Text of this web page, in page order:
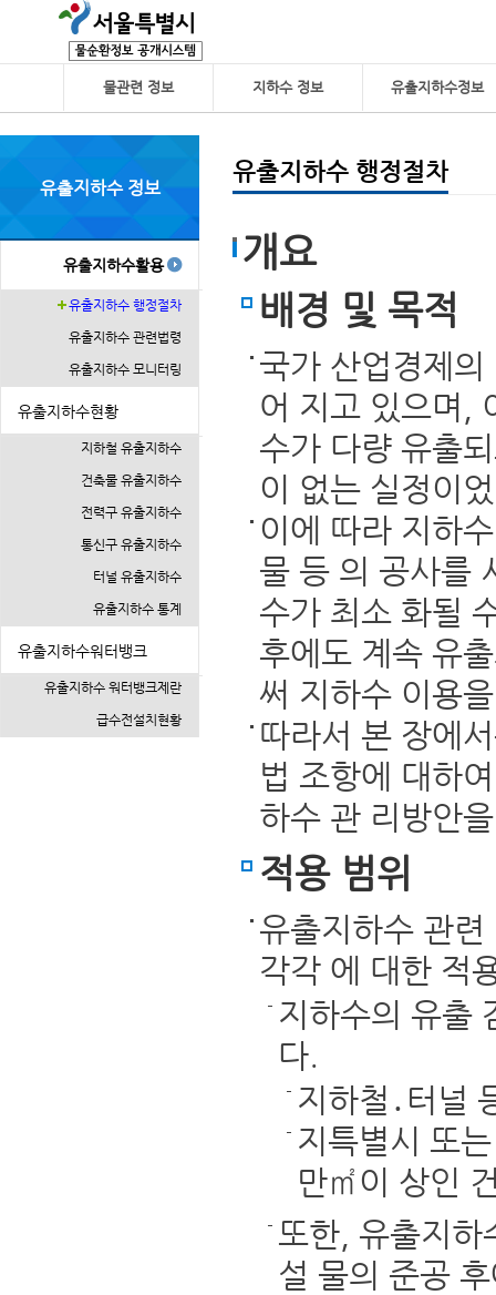
물관련 정보 지하수 정보 유출지하수정보
유출지하수 정보
유출지하수활용
유출지하수 행정절차
유출지하수 관련법령
유출지하수 모니터링
유출지하수현황
지하철 유출지하수
건축물 유출지하수
전력구 유출지하수
통신구 유출지하수
터널 유출지하수
유출지하수 통계
유출지하수워터뱅크
유출지하수 워터뱅크제란
급수전설치현황
유출지하수 행정절차
개요
배경 및 목적
국가 산업경제
어 지고 있으며,
수가 다량 유출
이 없는 실정이
이에 따라 지하
물 등 의 공사를
수가 최소 화될
후에도 계속 유
써 지하수 이용
따라서 본 장에
법 조항에 대하
하수 관 리방안
적용 범위
유출지하수 관
각각 에 대한 적
지하수의 유출
다.
지하철․터널
지특별시 또
만㎡이 상인
또한, 유출지하
설 물의 준공